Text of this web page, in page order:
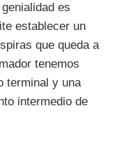
es
establecer un
que queda a
tenemos
terminal y una
intermedio de